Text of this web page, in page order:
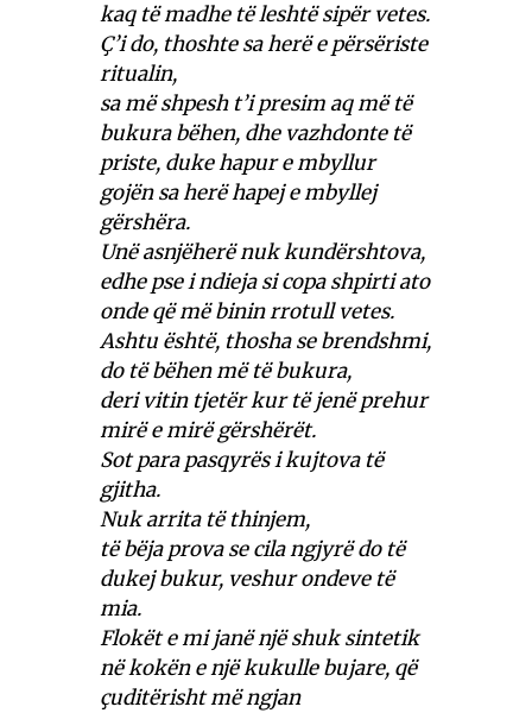
kaq të madhe të leshtë sipër vetes.
Ç’i do, thoshte sa herë e përsëriste
ritualin,
sa më shpesh t’i presim aq më të
bukura bëhen, dhe vazhdonte të
priste, duke hapur e mbyllur
gojën sa herë hapej e mbyllej
gërshëra.
Unë asnjëherë nuk kundërshtova,
edhe pse i ndieja si copa shpirti ato
onde që më binin rrotull vetes.
Ashtu është, thosha se brendshmi,
do të bëhen më të bukura,
deri vitin tjetër kur të jenë prehur
mirë e mirë gërshërët.
Sot para pasqyrës i kujtova të
gjitha.
Nuk arrita të thinjem,
të bëja prova se cila ngjyrë do të
dukej bukur, veshur ondeve të
mia.
Flokët e mi janë një shuk sintetik
në kokën e një kukulle bujare, që
çuditërisht më ngjan